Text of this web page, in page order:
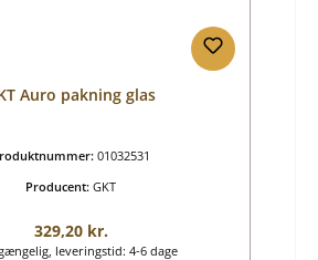
Auro pakning glas
01032531
Producent: GKT
Almindelig pris:
329,20 kr.
leveringstid: 4-6 dage